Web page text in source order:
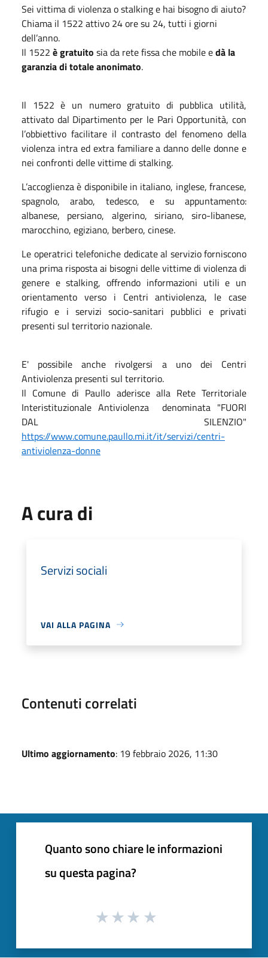
Sei vittima di violenza o stalking e hai bisogno di aiuto?
Chiama il 1522 attivo 24 ore su 24, tutti i giorni
dell’anno.
Il 1522 è gratuito sia da rete fissa che mobile edà la
garanzia di totale anonimato.
Il 1522 è un numero gratuito di pubblica utilità,
attivato dal Dipartimento per le Pari Opportunità, con
l’obbiettivo facilitare il contrasto del fenomeno della
violenza intra ed extra familiare a danno delle donne e
nei confronti delle vittime di stalking.
L’accoglienza è disponibile in italiano, inglese, francese,
spagnolo, arabo, tedesco, e su appuntamento:
albanese, persiano, algerino, siriano, siro-libanese,
marocchino, egiziano, berbero, cinese.
Le operatrici telefoniche dedicate al servizio forniscono
una prima risposta ai bisogni delle vittime di violenza di
genere e stalking, offrendo informazioni utili e un
orientamento verso i Centri antiviolenza, le case
rifugio e i servizi socio-sanitari pubblici e privati
presenti sul territorio nazionale.
E' possibile anche rivolgersi a uno dei Centri
Antiviolenza presenti sul territorio.
Il Comune di Paullo aderisce alla Rete Territoriale
Interistituzionale Antiviolenza denominata "FUORI
DAL SILENZIO"
https://www.comune.paullo.mi.it/it/servizi/centri-
antiviolenza-donne
A cura di
Servizi sociali
VAI ALLA PAGINA
Contenuti correlati
Ultimo aggiornamento: 19 febbraio 2026, 11:30
Quanto sono chiare le informazioni
su questa pagina?